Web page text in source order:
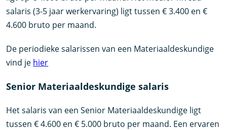
salaris (3-5 jaar werkervaring) ligt tussen € 3.400 en €
4.600 bruto per maand.
De periodieke salarissen van een Materiaaldeskundige
vind je hier
Senior Materiaaldeskundige salaris
Het salaris van een Senior Materiaaldeskundige ligt
tussen € 4.600 en € 5.000 bruto per maand. Een ervaren